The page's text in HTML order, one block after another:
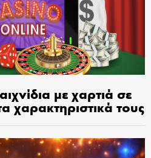
με χαρτιά σε
χαρακτηριστικά τους